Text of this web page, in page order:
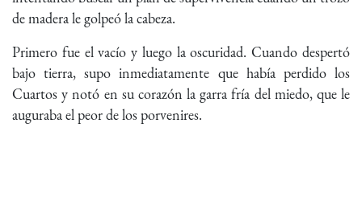
de madera le golpeó la cabeza.
Primero fue el vacío y luego la oscuridad. Cuando despertó
bajo tierra, supo inmediatamente que había perdido los
Cuartos y notó en su corazón la garra fría del miedo, que le
auguraba el peor de los porvenires.